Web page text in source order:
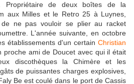
Propriétaire de deux boîtes de la
aux Milles et le Retro 25 à Luynes,
ne pas vouloir se plier au racket
L'année suivante, en octobre
établissements d'un certain Christian
proche ami de Doucet avec qui il était
discothèques la Chimère et les
de puissantes charges explosives,
Be est coulé dans le port de Cassis